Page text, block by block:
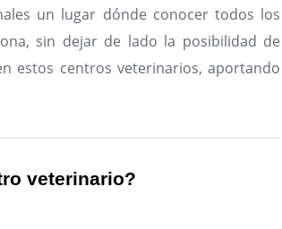
un lugar dónde conocer todos los
sin dejar de lado la posibilidad de
estos centros veterinarios, aportando
veterinario?